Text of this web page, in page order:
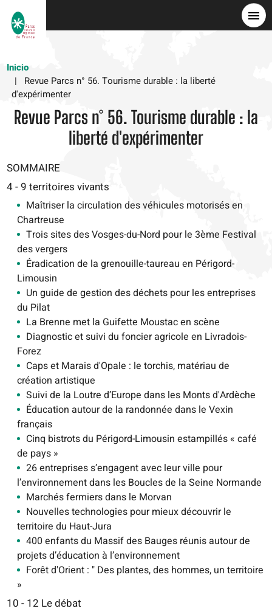
Inicio
Revue Parcs n° 56. Tourisme durable : la liberté
d'expérimenter
Revue Parcs n° 56. Tourisme durable : la
liberté d'expérimenter
SOMMAIRE
4 - 9 territoires vivants
Maîtriser la circulation des véhicules motorisés en
Chartreuse
Trois sites des Vosges-du-Nord pour le 3ème Festival
des vergers
Éradication de la grenouille-taureau en Périgord-
Limousin
Un guide de gestion des déchets pour les entreprises
du Pilat
La Brenne met la Guifette Moustac en scène
Diagnostic et suivi du foncier agricole en Livradois-
Forez
Caps et Marais d'Opale : le torchis, matériau de
création artistique
Suivi de la Loutre d’Europe dans les Monts d'Ardèche
Éducation autour de la randonnée dans le Vexin
français
Cinq bistrots du Périgord-Limousin estampillés « café
de pays »
26 entreprises s’engagent avec leur ville pour
l’environnement dans les Boucles de la Seine Normande
Marchés fermiers dans le Morvan
Nouvelles technologies pour mieux découvrir le
territoire du Haut-Jura
400 enfants du Massif des Bauges réunis autour de
projets d’éducation à l’environnement
Forêt d'Orient : " Des plantes, des hommes, un territoire
»
10 - 12 Le débat